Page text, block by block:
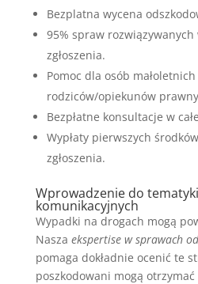
Bezplatna wycena
95% spraw
zgłoszenia.
Pomoc dla osób
rodziców/opiekunów
Bezpłatne konsultacje w
Wypłaty pierwszych
zgłoszenia.
Wprowadzenie do
komunikacyjnych
Wypadki na drogach mogą
Nasza ekspertise w sprawach
pomaga dokładnie ocenić te
poszkodowani mogą